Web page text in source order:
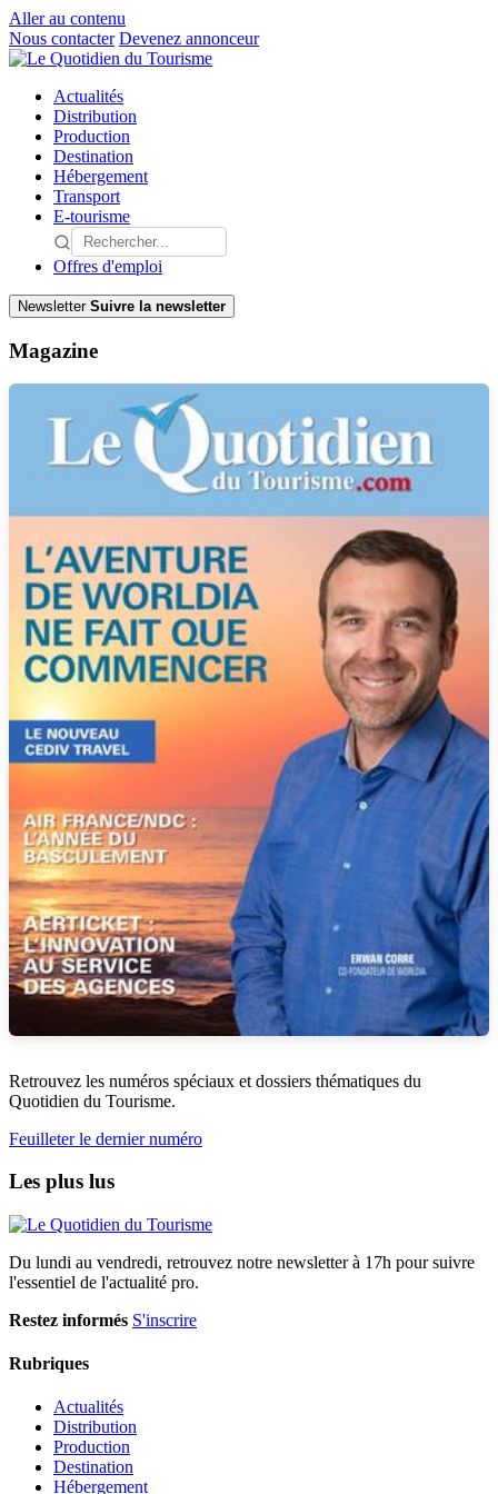
Aller au contenu
Nous contacter Devenez annonceur
Actualités
Distribution
Production
Destination
Hébergement
Transport
E-tourisme
Offres d'emploi
Newsletter Suivre la newsletter
Magazine
Retrouvez les numéros spéciaux et dossiers thématiques du
Quotidien du Tourisme.
Feuilleter le dernier numéro
Les plus lus
Du lundi au vendredi, retrouvez notre newsletter à 17h pour suivre
l'essentiel de l'actualité pro.
Restez informés S'inscrire
Rubriques
Actualités
Distribution
Production
Destination
Hébergement